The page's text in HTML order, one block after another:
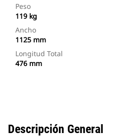
Peso
119 kg
Ancho
1125 mm
Longitud Total
476 mm
Descripción General